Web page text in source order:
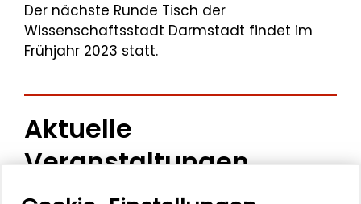
Der nächste Runde Tisch der
Wissenschaftsstadt Darmstadt findet im
Frühjahr 2023 statt.
Aktuelle
Veranstaltungen